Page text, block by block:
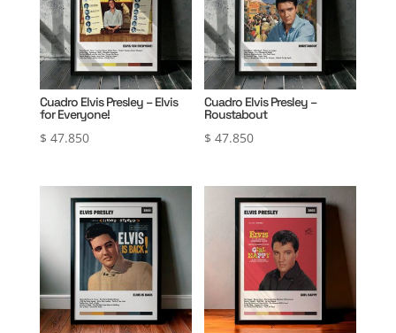
Cuadro Elvis Presley – Elvis
for Everyone!
$ 47.850
Cuadro Elvis Presley –
Roustabout
$ 47.850